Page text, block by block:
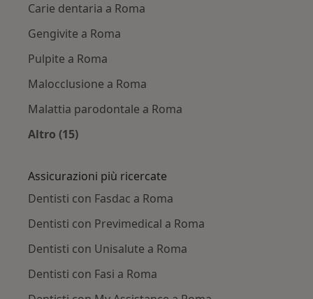
Carie dentaria a Roma
Gengivite a Roma
Pulpite a Roma
Malocclusione a Roma
Malattia parodontale a Roma
Altro (15)
Assicurazioni più ricercate
Dentisti con Fasdac a Roma
Dentisti con Previmedical a Roma
Dentisti con Unisalute a Roma
Dentisti con Fasi a Roma